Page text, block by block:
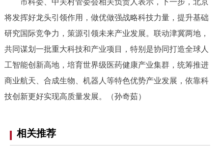
市科委、中关村管委会相关负责人表示，下一步，北京
将发挥好龙头引领作用，做优做强战略科技力量，提升基础
研究国际竞争力，策源引领未来产业发展。联动津冀两地，
共同谋划一批重大科技和产业项目，特别是协同打造全球人
工智能创新高地，培育世界级医药健康产业集群，统筹推进
商业航天、合成生物、机器人等特色优势产业发展，依靠科
技创新更好实现高质量发展。（孙奇茹）
相关推荐